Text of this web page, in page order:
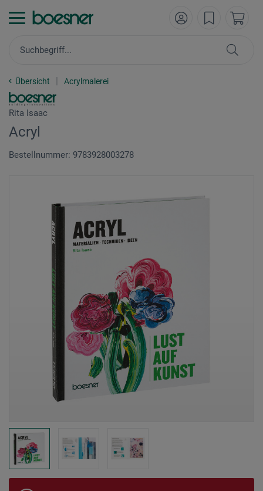
Übersicht Acrylmalerei
Rita Isaac
Acryl
Bestellnummer: 9783928003278